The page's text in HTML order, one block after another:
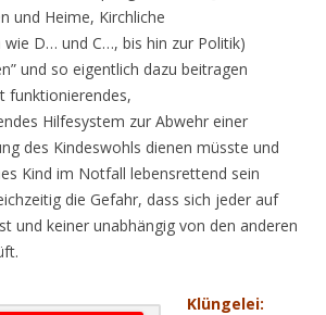
und Heime, Kirchliche
D… und C…, bis hin zur Politik)
und so eigentlich dazu beitragen
funktionierendes,
Hilfesystem zur Abwehr einer
des Kindeswohls dienen müsste und
Kind im Notfall lebensrettend sein
die Gefahr, dass sich jeder auf
und keiner unabhängig von den anderen
Klüngelei: